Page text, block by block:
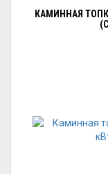
КАМИННАЯ ТОПКА